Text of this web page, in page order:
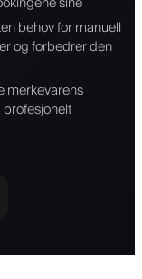
behov for manuell
og forbedrer den
merkevarens